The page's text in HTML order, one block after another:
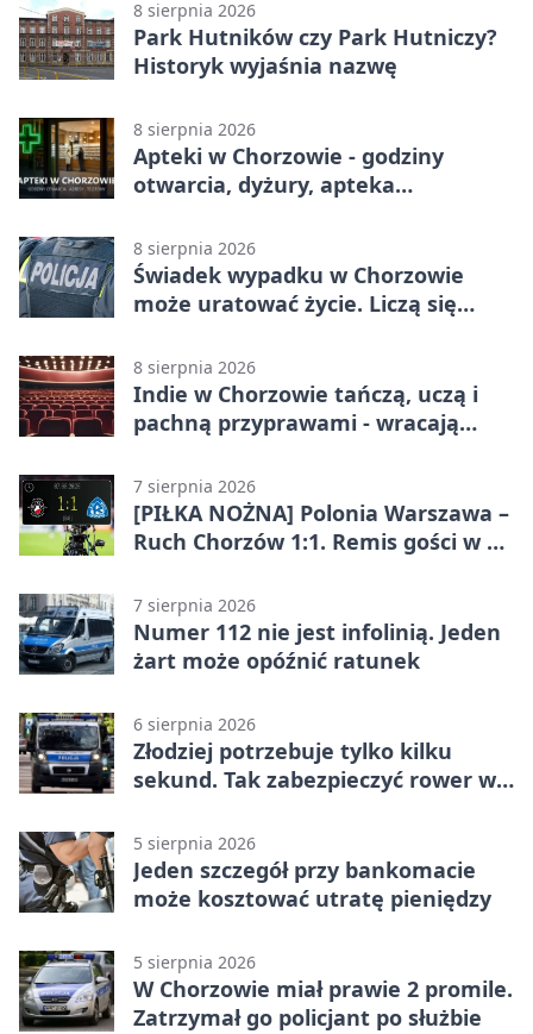
8 sierpnia 2026
Park Hutników czy Park Hutniczy?
Historyk wyjaśnia nazwę
8 sierpnia 2026
Apteki w Chorzowie - godziny
otwarcia, dyżury, apteka
8 sierpnia 2026
Świadek wypadku w Chorzowie
może uratować życie. Liczą się
8 sierpnia 2026
Indie w Chorzowie tańczą, uczą i
pachną przyprawami - wracają
7 sierpnia 2026
[PIŁKA NOŻNA] Polonia Warszawa –
Ruch Chorzów 1:1. Remis gości w 3.
7 sierpnia 2026
Numer 112 nie jest infolinią. Jeden
żart może opóźnić ratunek
6 sierpnia 2026
Złodziej potrzebuje tylko kilku
sekund. Tak zabezpieczyć rower w
5 sierpnia 2026
Jeden szczegół przy bankomacie
może kosztować utratę pieniędzy
5 sierpnia 2026
W Chorzowie miał prawie 2 promile.
Zatrzymał go policjant po służbie